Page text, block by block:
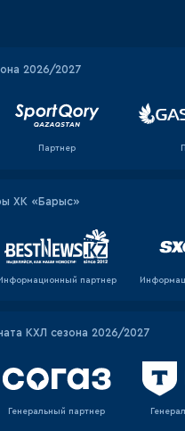
2026/2027
Партнер
ХК «Барыс»
Информационный партнер
КХЛ сезона 2026/2027
Генеральный партнер